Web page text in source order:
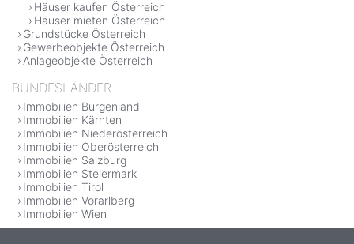
Häuser kaufen Österreich
Häuser mieten Österreich
Grundstücke Österreich
Gewerbeobjekte Österreich
Anlageobjekte Österreich
BUNDESLÄNDER
Immobilien Burgenland
Immobilien Kärnten
Immobilien Niederösterreich
Immobilien Oberösterreich
Immobilien Salzburg
Immobilien Steiermark
Immobilien Tirol
Immobilien Vorarlberg
Immobilien Wien